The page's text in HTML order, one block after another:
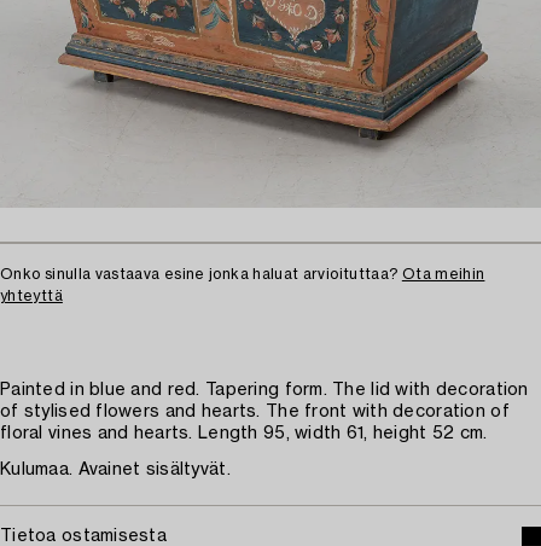
Onko sinulla vastaava esine jonka haluat arvioituttaa? Ota meihin
yhteyttä
Painted in blue and red. Tapering form. The lid with decoration
of stylised flowers and hearts. The front with decoration of
floral vines and hearts. Length 95, width 61, height 52 cm.
Kulumaa. Avainet sisältyvät.
Tietoa ostamisesta